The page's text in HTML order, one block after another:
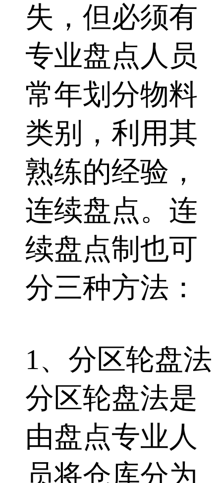
失，但必须有
专业盘点人员
常年划分物料
类别，利用其
熟练的经验，
连续盘点。连
续盘点制也可
分三种方法：
1、分区轮盘法
分区轮盘法是
由盘点专业人
员将仓库分为